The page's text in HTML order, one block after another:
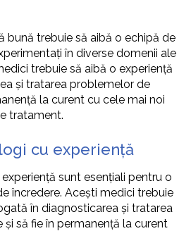
trebuie să aibă o echipă de
în diverse domenii ale
trebuie să aibă o experiență
și tratarea problemelor de
la curent cu cele mai noi
tratament.
cu experiență
sunt esențiali pentru o
încredere. Acești medici trebuie
în diagnosticarea și tratarea
să fie în permanență la curent